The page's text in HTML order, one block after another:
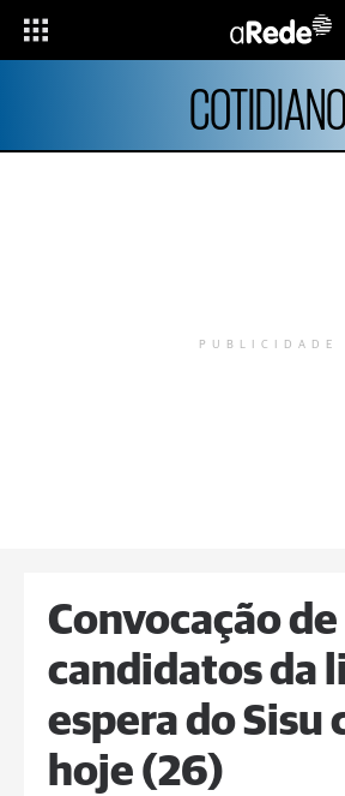
COTIDIANO
PUBLICIDADE
Convocação de
candidatos da
espera do Sisu
hoje (26)